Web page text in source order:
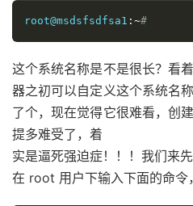
root@msdsfsdfsa1 :~#
这个系统名称是不是很长？看
器之初可以自定义这个系统名
了个，现在觉得它很难看，创
提多难受了，着
实是逼死强迫症！！！我们来
在 root 用户下输入下面的命令